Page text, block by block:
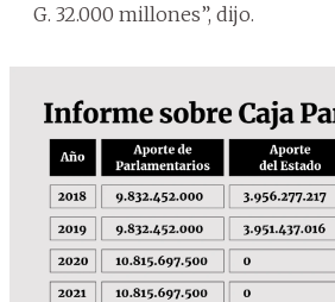
G. 32.000 millones”, dijo.